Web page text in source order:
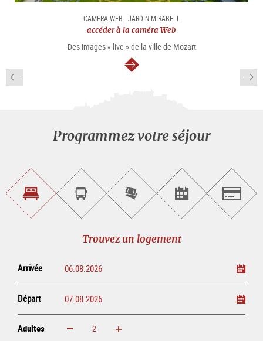
CAMÉRA WEB - JARDIN MIRABELL
accéder à la caméra Web
Des images « live » de la ville de Mozart
Continuer
Programmez votre séjour
Trouvez
un
logement
Réservez
un
tour
Achetez
les
billets
ligne
Trouvez
des
manifestations
Trouvez un logement
Arrivée
Départ
Adultes Augmenter Réduire